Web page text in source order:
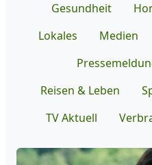
Gesundheit
Lokales
Medien
Reisen & Leben
TV Aktuell